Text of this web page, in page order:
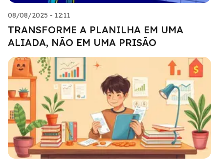
08/08/2025 - 12:11
TRANSFORME A PLANILHA EM UMA
ALIADA, NÃO EM UMA PRISÃO